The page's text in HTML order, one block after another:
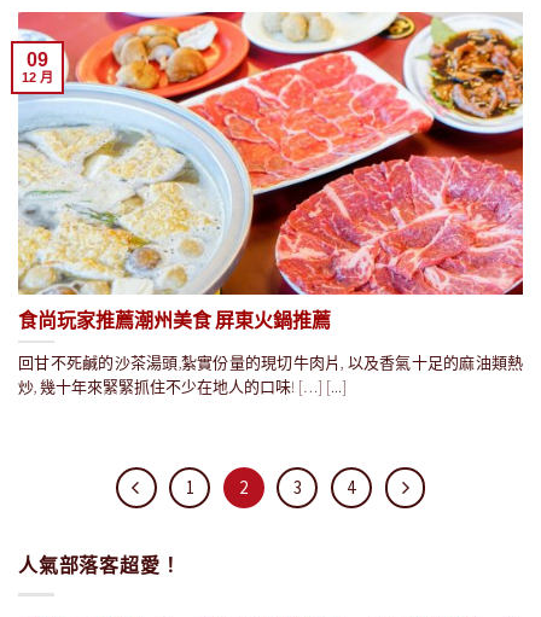
食尚玩家推薦潮州美食 屏東火鍋推薦
回甘不死鹹的沙茶湯頭,紮實份量的現切牛肉片, 以及香氣十足的麻油類熱
炒, 幾十年來緊緊抓住不少在地人的口味! […] [...]
09
12 月
1 2 3 4
人氣部落客超愛！